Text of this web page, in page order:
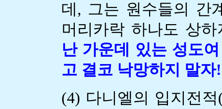
데, 그는 원수들의 간
머리카락 하나도 상
난 가운데 있는 성도
고 결코 낙망하지 말자!
(4) 다니엘의 입지전